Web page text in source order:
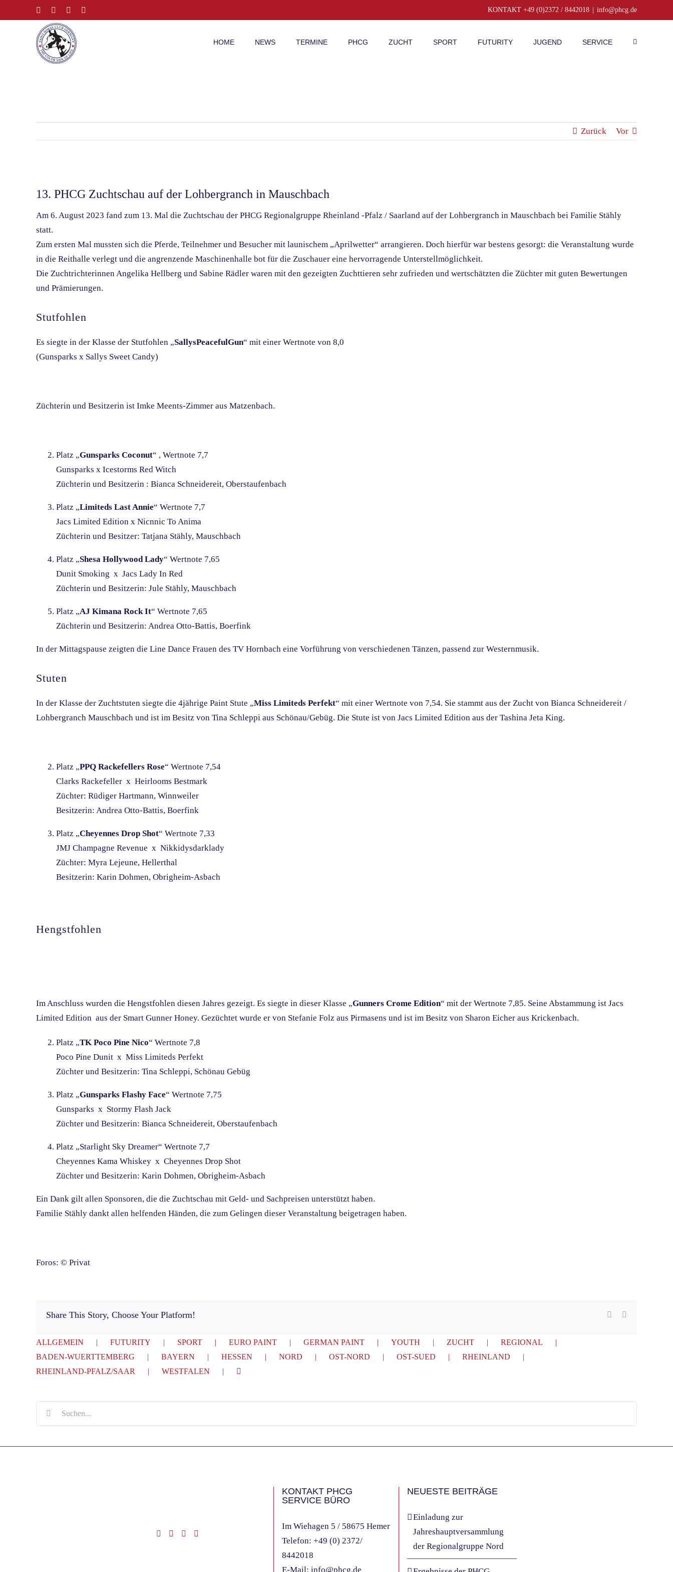
Inhalt
FacebookInstagram KONTAKT +49 (0)2372 / 8442018 | info@phcg.de
HOME NEWS TERMINE PHCG ZUCHT SPORT FUTURITY JUGEND SERVICE
Zurück Vor
grösseres
13. PHCG Zuchtschau auf der Lohbergranch in Mauschbach
Am 6. August 2023 fand zum 13. Mal die Zuchtschau der PHCG Regionalgruppe Rheinland -Pfalz / Saarland auf der Lohbergranch in Mauschbach bei Familie Stähly
statt.
Zum ersten Mal mussten sich die Pferde, Teilnehmer und Besucher mit launischem „Aprilwetter“ arrangieren. Doch hierfür war bestens gesorgt: die Veranstaltung wurde
in die Reithalle verlegt und die angrenzende Maschinenhalle bot für die Zuschauer eine hervorragende Unterstellmöglichkeit.
Die Zuchtrichterinnen Angelika Hellberg und Sabine Rädler waren mit den gezeigten Zuchttieren sehr zufrieden und wertschätzten die Züchter mit guten Bewertungen
und Prämierungen.
Stutfohlen
Es siegte in der Klasse der Stutfohlen „SallysPeacefulGun“ mit einer Wertnote von 8,0
(Gunsparks x Sallys Sweet Candy)
Züchterin und Besitzerin ist Imke Meents-Zimmer aus Matzenbach.
Platz „Gunsparks Coconut“ , Wertnote 7,7
Gunsparks x Icestorms Red Witch
Züchterin und Besitzerin : Bianca Schneidereit, Oberstaufenbach
Platz „Limiteds Last Annie“ Wertnote 7,7
Jacs Limited Edition x Nicnnic To Anima
Züchterin und Besitzer: Tatjana Stähly, Mauschbach
Platz „Shesa Hollywood Lady“ Wertnote 7,65
Dunit Smoking x Jacs Lady In Red
Züchterin und Besitzerin: Jule Stähly, Mauschbach
Platz „AJ Kimana Rock It“ Wertnote 7,65
Züchterin und Besitzerin: Andrea Otto-Battis, Boerfink
In der Mittagspause zeigten die Line Dance Frauen des TV Hornbach eine Vorführung von verschiedenen Tänzen, passend zur Westernmusik.
Stuten
In der Klasse der Zuchtstuten siegte die 4jährige Paint Stute „Miss Limiteds Perfekt“ mit einer Wertnote von 7,54. Sie stammt aus der Zucht von Bianca Schneidereit /
Lohbergranch Mauschbach und ist im Besitz von Tina Schleppi aus Schönau/Gebüg. Die Stute ist von Jacs Limited Edition aus der Tashina Jeta King.
Platz „PPQ Rackefellers Rose“ Wertnote 7,54
Clarks Rackefeller x Heirlooms Bestmark
Züchter: Rüdiger Hartmann, Winnweiler
Besitzerin: Andrea Otto-Battis, Boerfink
Platz „Cheyennes Drop Shot“ Wertnote 7,33
JMJ Champagne Revenue x Nikkidysdarklady
Züchter: Myra Lejeune, Hellerthal
Besitzerin: Karin Dohmen, Obrigheim-Asbach
Hengstfohlen
Im Anschluss wurden die Hengstfohlen diesen Jahres gezeigt. Es siegte in dieser Klasse „Gunners Crome Edition“ mit der Wertnote 7,85. Seine Abstammung ist Jacs
Limited Edition aus der Smart Gunner Honey. Gezüchtet wurde er von Stefanie Folz aus Pirmasens und ist im Besitz von Sharon Eicher aus Krickenbach.
Platz „TK Poco Pine Nico“ Wertnote 7,8
Poco Pine Dunit x Miss Limiteds Perfekt
Züchter und Besitzerin: Tina Schleppi, Schönau Gebüg
Platz „Gunsparks Flashy Face“ Wertnote 7,75
Gunsparks x Stormy Flash Jack
Züchter und Besitzerin: Bianca Schneidereit, Oberstaufenbach
Platz „Starlight Sky Dreamer“ Wertnote 7,7
Cheyennes Kama Whiskey x Cheyennes Drop Shot
Züchter und Besitzerin: Karin Dohmen, Obrigheim-Asbach
Ein Dank gilt allen Sponsoren, die die Zuchtschau mit Geld- und Sachpreisen unterstützt haben.
Familie Stähly dankt allen helfenden Händen, die zum Gelingen dieser Veranstaltung beigetragen haben.
Foros: © Privat
Share This Story, Choose Your Platform! Facebook
ALLGEMEIN FUTURITY SPORT EURO PAINT GERMAN PAINT YOUTH ZUCHT
REGIONAL
BADEN-WUERTTEMBERG
BAYERN HESSEN NORD OST-NORD OST-SUED
RHEINLAND
RHEINLAND-PFALZ/SAAR
WESTFALEN
KONTAKT PHCG
SERVICE BÜRO
Im Wiehagen 5 / 58675 Hemer
Telefon: +49 (0) 2372/
8442018
E-Mail: info@phcg.de
NEUESTE BEITRÄGE
Einladung zur
Jahreshauptversammlung
der Regionalgruppe Nord